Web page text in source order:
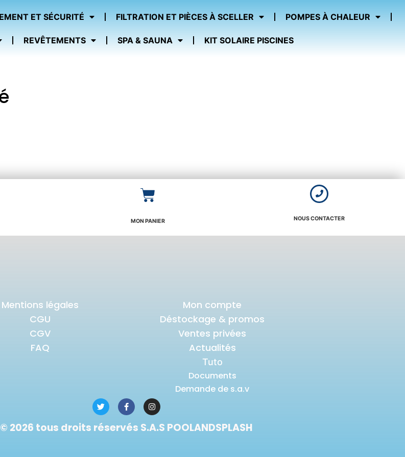
ET SÉCURITÉ FILTRATION ET PIÈCES À SCELLER POMPES À CHALEUR
REVÊTEMENTS SPA & SAUNA KIT SOLAIRE PISCINES
MON PANIER NOUS CONTACTER
Mentions légales
CGU
CGV
FAQ
Mon compte
Déstockage & promos
Ventes privées
Actualités
Tuto
Documents
Demande de s.a.v
© 2026 tous droits réservés S.A.S POOLANDSPLASH